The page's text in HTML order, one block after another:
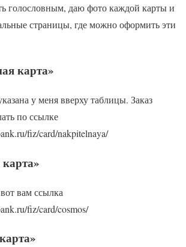
голословным, даю фото каждой карты и
страницы, где можно оформить эти
карта»
у меня вверху таблицы. Заказ
по ссылке
fiz/card/nakpitelnaya/
вам ссылка
fiz/card/cosmos/